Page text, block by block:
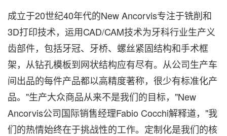
成立于20世纪40年代的New Ancorvis专注于铣削和
3D打印技术，运用CAD/CAM技术为牙科行业生产义
齿部件，包括牙冠、牙桥、螺丝紧固结构和手术框
架，从钻孔模板到网状结构应有尽有。从公司生产车
间出品的每件产品都以高精度著称，很少有标准化产
品。"生产大众商品从来不是我们的目标，"New
Ancorvis公司国际销售经理Fabio Cocchi解释道，"我
们的热情始终在于挑战性的工作。定制化是我们的核